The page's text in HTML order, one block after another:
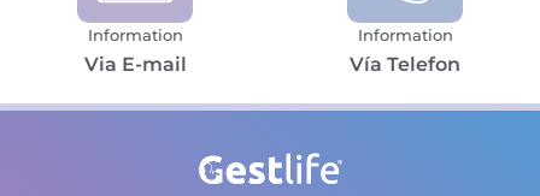
Information
Via E-mail
Information
Vía Telefon